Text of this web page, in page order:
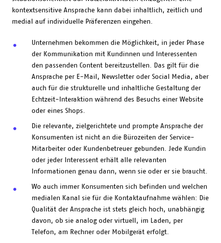
kontextsensitive Ansprache kann dabei inhaltlich, zeitlich und
medial auf individuelle Präferenzen eingehen.
Unternehmen bekommen die Möglichkeit, in jeder Phase
der Kommunikation mit Kundinnen und Interessenten
den passenden Content bereitzustellen. Das gilt für die
Ansprache per E-Mail, Newsletter oder Social Media, aber
auch für die strukturelle und inhaltliche Gestaltung der
Echtzeit-Interaktion während des Besuchs einer Website
oder eines Shops.
Die relevante, zielgerichtete und prompte Ansprache der
Konsumenten ist nicht an die Bürozeiten der Service-
Mitarbeiter oder Kundenbetreuer gebunden. Jede Kundin
oder jeder Interessent erhält alle relevanten
Informationen genau dann, wenn sie oder er sie braucht.
Wo auch immer Konsumenten sich befinden und welchen
medialen Kanal sie für die Kontaktaufnahme wählen: Die
Qualität der Ansprache ist stets gleich hoch, unabhängig
davon, ob sie analog oder virtuell, im Laden, per
Telefon, am Rechner oder Mobilgerät erfolgt.